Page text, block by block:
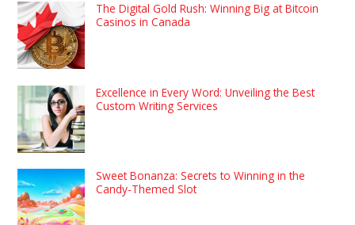
The Digital Gold Rush: Winning Big at Bitcoin
Casinos in Canada
Excellence in Every Word: Unveiling the Best
Custom Writing Services
Sweet Bonanza: Secrets to Winning in the
Candy-Themed Slot